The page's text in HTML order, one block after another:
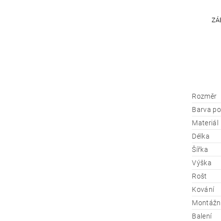
Rozměr
Barva
Materiál
Délka
Šířka
Výška
Rošt
Kování
Balení